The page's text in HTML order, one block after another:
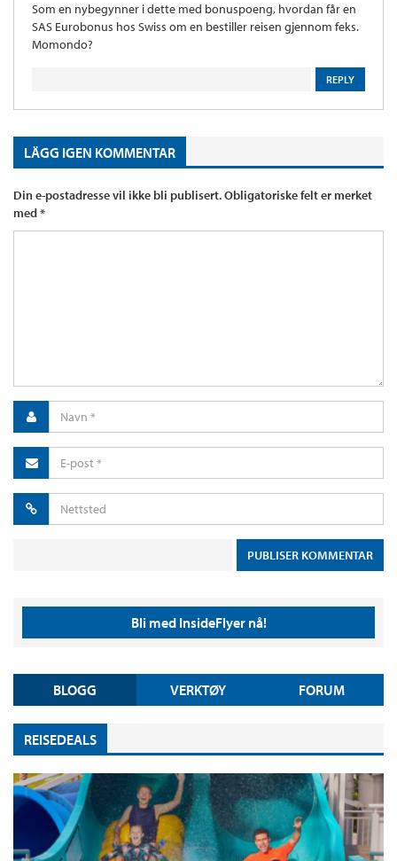
Som en nybegynner i dette med bonuspoeng, hvordan får en
SAS Eurobonus hos Swiss om en bestiller reisen gjennom feks.
Momondo?
REPLY
LÄGG IGEN KOMMENTAR
Din e-postadresse vil ikke bli publisert.Obligatoriske felt er merket
med*
Bli med InsideFlyer nå!
BLOGG VERKTØY FORUM
REISEDEALS